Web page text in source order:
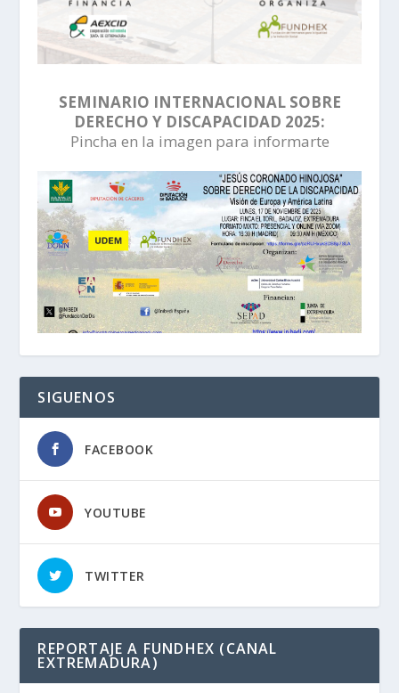
SEMINARIO INTERNACIONAL SOBRE
DERECHO Y DISCAPACIDAD 2025:
Pincha en la imagen para informarte
SIGUENOS
FACEBOOK
YOUTUBE
TWITTER
REPORTAJE A FUNDHEX (CANAL
EXTREMADURA)